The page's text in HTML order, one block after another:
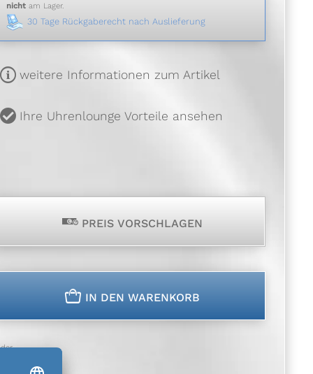
nichtam Lager.
30 Tage Rückgaberecht nach Auslieferung
weitere Informationen zum Artikel
Ihre Uhrenlounge Vorteile ansehen
p PREIS VORSCHLAGEN
n IN DEN WARENKORB